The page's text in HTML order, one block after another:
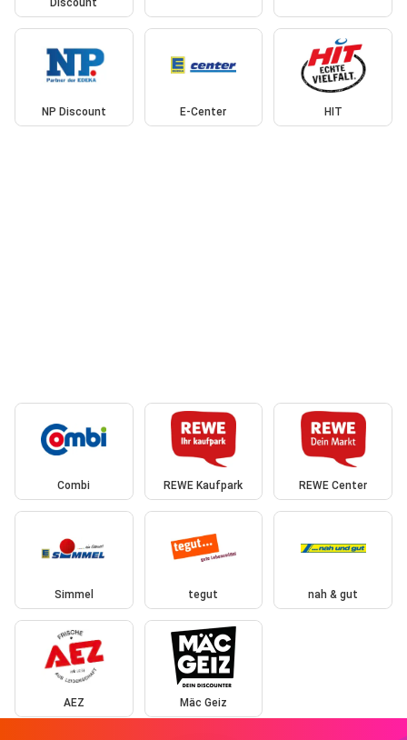
Discount
NP Discount E-Center HIT
Combi REWE Kaufpark REWE Center
Simmel tegut nah & gut
AEZ Mäc Geiz